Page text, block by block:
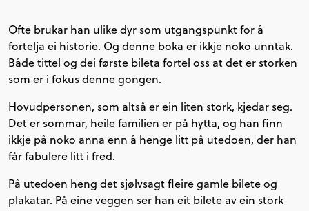
Ofte brukar han ulike dyr som utgangspunkt for å
fortelja ei historie. Og denne boka er ikkje noko unntak.
Både tittel og dei første bileta fortel oss at det er storken
som er i fokus denne gongen.
Hovudpersonen, som altså er ein liten stork, kjedar seg.
Det er sommar, heile familien er på hytta, og han finn
ikkje på noko anna enn å henge litt på utedoen, der han
får fabulere litt i fred.
På utedoen heng det sjølvsagt fleire gamle bilete og
plakatar. På eine veggen ser han eit bilete av ein stork